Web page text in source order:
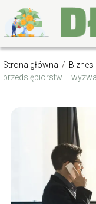
Strona główna / Biznes
przedsiębiorstw –